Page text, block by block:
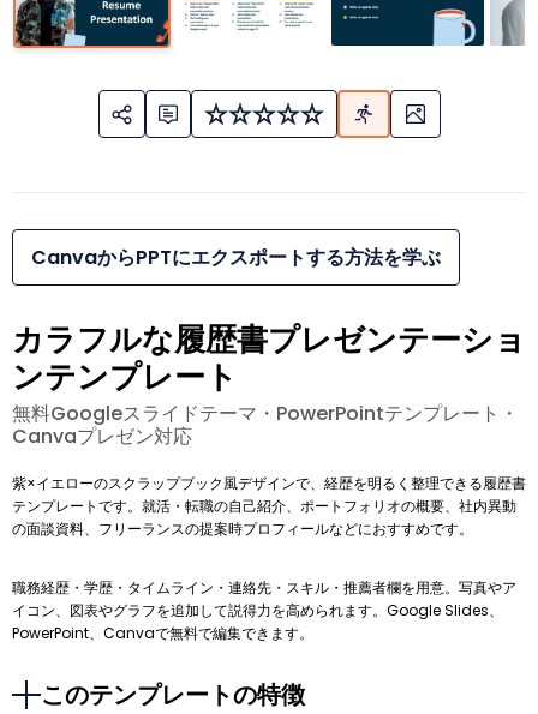
CanvaからPPTにエクスポートする方法を学ぶ
カラフルな履歴書プレゼンテーショ
ンテンプレート
無料Googleスライドテーマ・PowerPointテンプレート・
Canvaプレゼン対応
紫×イエローのスクラップブック風デザインで、経歴を明るく整理できる履歴書
テンプレートです。就活・転職の自己紹介、ポートフォリオの概要、社内異動
の面談資料、フリーランスの提案時プロフィールなどにおすすめです。
職務経歴・学歴・タイムライン・連絡先・スキル・推薦者欄を用意。写真やア
イコン、図表やグラフを追加して説得力を高められます。Google Slides、
PowerPoint、Canvaで無料で編集できます。
このテンプレートの特徴